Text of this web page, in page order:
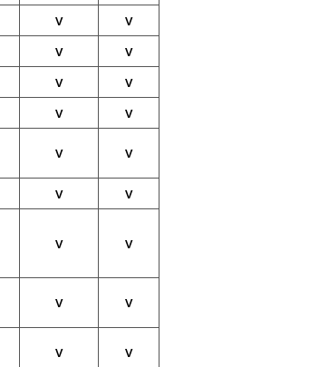
V V
V
V
V
V
V
V
V V
V V
V V
V V
V V